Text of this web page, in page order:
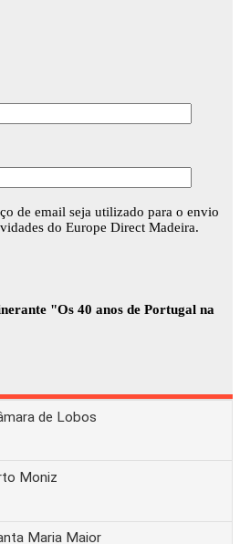
de email seja utilizado para o envio
do Europe Direct Madeira.
"Os 40 anos de Portugal na